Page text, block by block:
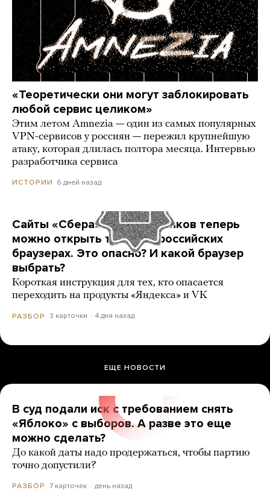
«Теоретически они могут заблокировать
любой сервис целиком»
Этим летом Amnezia — один из самых популярных
VPN-сервисов у россиян — пережил крупнейшую
атаку, которая длилась полтора месяца. Интервью
разработчика сервиса
ИСТОРИИ 6 дней назад
Сайты «Сбера» и других банков теперь
можно открыть только в российских
браузерах. Это опасно? И какой браузер
выбрать?
Короткая инструкция для тех, кто опасается
переходить на продукты «Яндекса» и VK
РАЗБОР 3 карточки 4 дня назад
ЕЩЕ НОВОСТИ
В суд подали иск с требованием снять
«Яблоко» с выборов. А разве это еще
можно сделать?
До какой даты надо продержаться, чтобы партию
точно допустили?
РАЗБОР 7 карточек день назад